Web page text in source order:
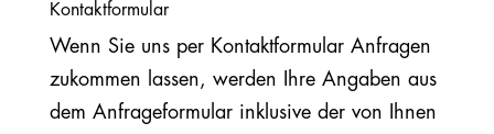
Kontaktformular
Wenn Sie uns per Kontaktformular Anfragen
zukommen lassen, werden Ihre Angaben aus
dem Anfrageformular inklusive der von Ihnen